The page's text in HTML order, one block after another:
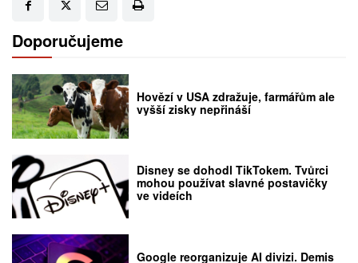
Doporučujeme
Hovězí v USA zdražuje, farmářům ale
vyšší zisky nepřináší
Disney se dohodl TikTokem. Tvůrci
mohou používat slavné postavičky
ve videích
Google reorganizuje AI divizi. Demis